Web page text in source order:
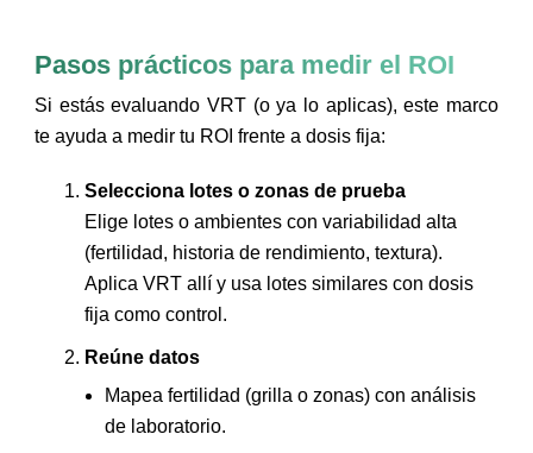
Pasos prácticos para medir el ROI
Si estás evaluando VRT (o ya lo aplicas), este marco
te ayuda a medir tu ROI frente a dosis fija:
Selecciona lotes o zonas de prueba
Elige lotes o ambientes con variabilidad alta
(fertilidad, historia de rendimiento, textura).
Aplica VRT allí y usa lotes similares con dosis
fija como control.
Reúne datos
Mapea fertilidad (grilla o zonas) con análisis
de laboratorio.